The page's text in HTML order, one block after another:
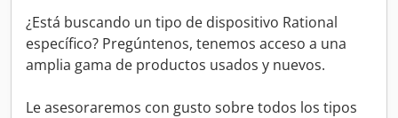
¿Está buscando un tipo de dispositivo Rational
específico? Pregúntenos, tenemos acceso a una
amplia gama de productos usados y nuevos.
Le asesoraremos con gusto sobre todos los tipos